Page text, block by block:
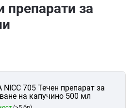
за
NICC 705 Течен препарат за
на капучино 500 мл